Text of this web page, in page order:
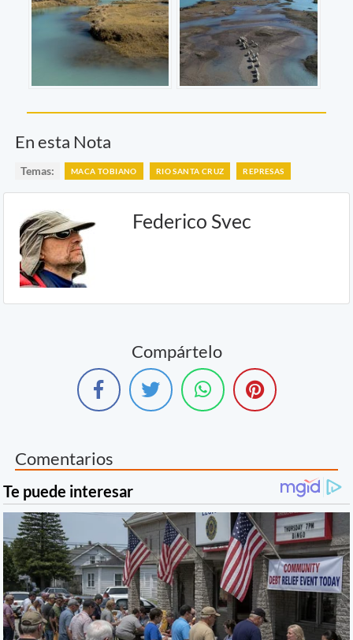
En esta Nota
Temas: MACA TOBIANO RIO SANTA CRUZ REPRESAS
Federico Svec
Compártelo
Comentarios